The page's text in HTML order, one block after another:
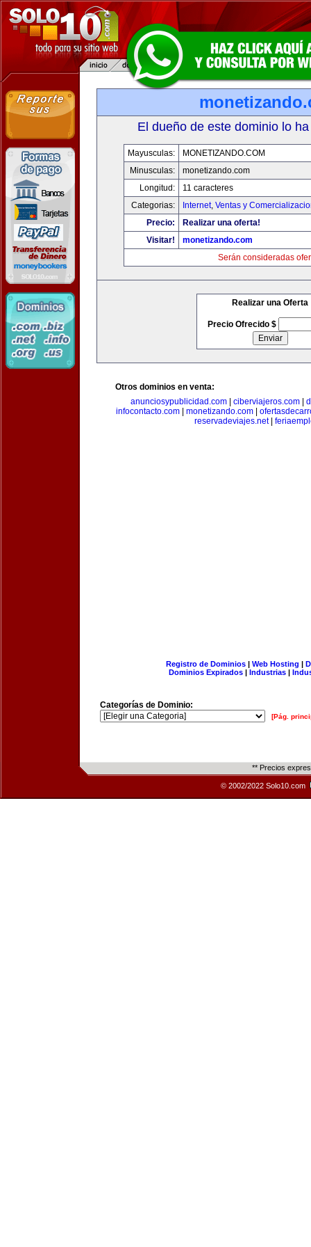
El dueño de este dominio lo
Mayusculas:
MONETIZANDO.COM
Minusculas:
monetizando.com
Longitud:
11 caracteres
Categorias:
Internet, Ventas y
Precio:
Realizar una oferta!
Visitar!
monetizando.com
Serán consideradas
Realizar una Oferta
Precio Ofrecido $
Otros dominios en venta:
anunciosypublicidad.com| ciberviajeros.com|
infocontacto.com
monetizando.com
reservadeviajes.net|
Registro de Dominios| Web Hosting |
Dominios Expirados | Industrias |
Categorías de Dominio:
[Pág.
** Precios
© 2002/2022 Solo10.com